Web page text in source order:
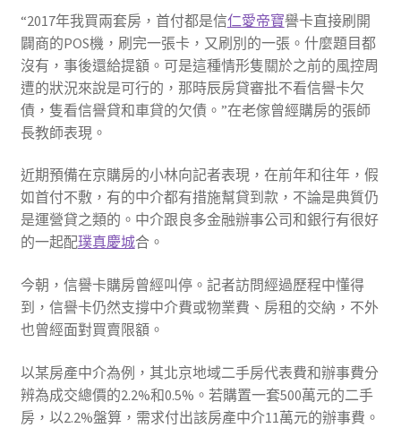
“2017年我買兩套房，首付都是信仁愛帝寶譽卡直接刷開
闢商的POS機，刷完一張卡，又刷別的一張。什麼題目都
沒有，事後還給提額。可是這種情形隻關於之前的風控周
遭的狀況來說是可行的，那時辰房貸審批不看信譽卡欠
債，隻看信譽貸和車貸的欠債。”在老傢曾經購房的張師
長教師表現。
近期預備在京購房的小林向記者表現，在前年和往年，假
如首付不敷，有的中介都有措施幫貸到款，不論是典質仍
是運營貸之類的。中介跟良多金融辦事公司和銀行有很好
的一起配璞真慶城合。
今朝，信譽卡購房曾經叫停。記者訪問經過歷程中懂得
到，信譽卡仍然支撐中介費或物業費、房租的交納，不外
也曾經面對買賣限額。
以某房產中介為例，其北京地域二手房代表費和辦事費分
辨為成交總價的2.2%和0.5%。若購置一套500萬元的二手
房，以2.2%盤算，需求付出該房產中介11萬元的辦事費。